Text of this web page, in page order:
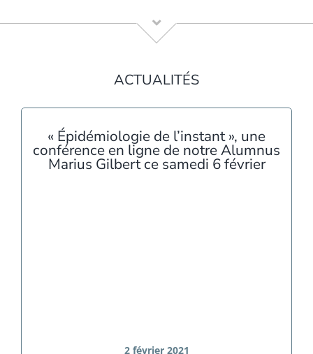
ACTUALITÉS
« Épidémiologie de l’instant », une
conférence en ligne de notre Alumnus
Marius Gilbert ce samedi 6 février
2 février 2021